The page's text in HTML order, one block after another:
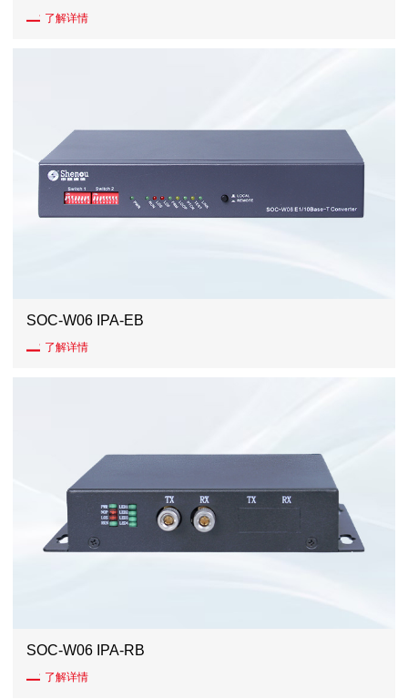
了解详情
SOC-W06 IPA-EB
了解详情
SOC-W06 IPA-RB
了解详情